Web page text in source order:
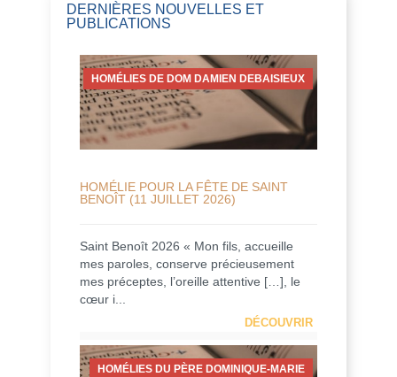
DERNIÈRES NOUVELLES ET
PUBLICATIONS
HOMÉLIES DE DOM DAMIEN DEBAISIEUX
HOMÉLIE POUR LA FÊTE DE SAINT
BENOÎT (11 JUILLET 2026)
Saint Benoît 2026 « Mon fils, accueille
mes paroles, conserve précieusement
mes préceptes, l’oreille attentive […], le
cœur i...
DÉCOUVRIR
HOMÉLIES DU PÈRE DOMINIQUE-MARIE